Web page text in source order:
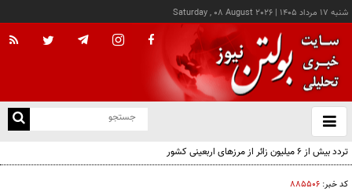
شنبه ۱۷ مرداد ۱۴۰۵ |
Saturday , 08 August 2026
باز
و
تردد بیش از ۶ میلیون زائر از مرزهای اربعینی کشور
کد خبر: ۸۸۵۵۰۶